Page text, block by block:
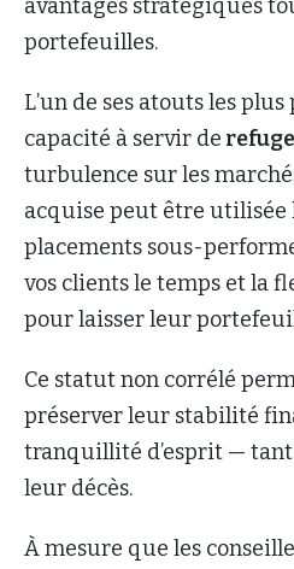
avantages stratégiques
portefeuilles.
L’un de ses atouts les
capacité à servir de refuge
turbulence sur les
acquise peut être utilisée
placements sous-
vos clients le temps et la
pour laisser leur
Ce statut non corrélé
préserver leur stabilité
tranquillité d’esprit — tant
leur décès.
À mesure que les